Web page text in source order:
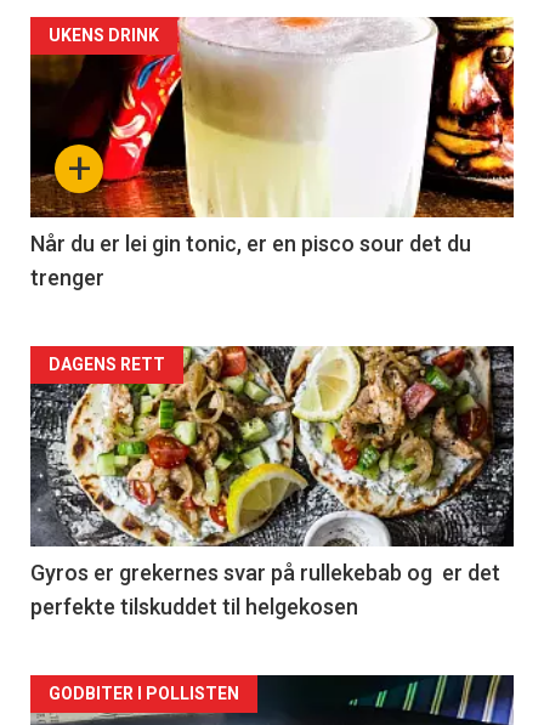
+
UKENS DRINK
Når du er lei gin tonic, er en pisco sour det du
trenger
Forsiden
akkurat
nå
-
2
DAGENS RETT
Gyros er grekernes svar på rullekebab og er det
perfekte tilskuddet til helgekosen
Forsiden
GODBITER I POLLISTEN